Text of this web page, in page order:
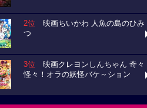
2位 映画ちいかわ 人魚の島のひみ
つ
3位 映画クレヨンしんちゃん 奇々
怪々！オラの妖怪バケ～ション